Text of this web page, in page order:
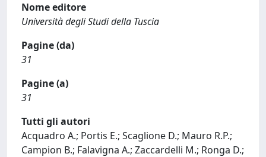
Nome editore
Università degli Studi della Tuscia
Pagine (da)
31
Pagine (a)
31
Tutti gli autori
Acquadro A.; Portis E.; Scaglione D.; Mauro R.P.;
Campion B.; Falavigna A.; Zaccardelli M.; Ronga D.;